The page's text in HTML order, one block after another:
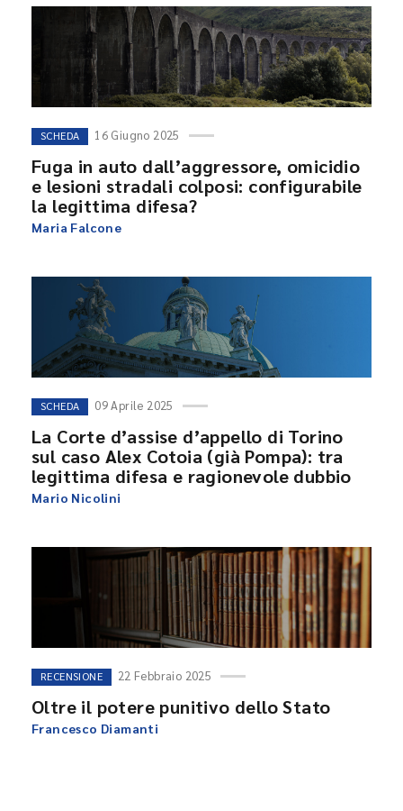
SCHEDA 16 Giugno 2025
Fuga in auto dall’aggressore, omicidio
e lesioni stradali colposi: configurabile
la legittima difesa?
Maria Falcone
SCHEDA 09 Aprile 2025
La Corte d’assise d’appello di Torino
sul caso Alex Cotoia (già Pompa): tra
legittima difesa e ragionevole dubbio
Mario Nicolini
RECENSIONE 22 Febbraio 2025
Oltre il potere punitivo dello Stato
Francesco Diamanti